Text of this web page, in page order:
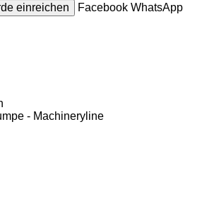
einreichen Facebook WhatsApp